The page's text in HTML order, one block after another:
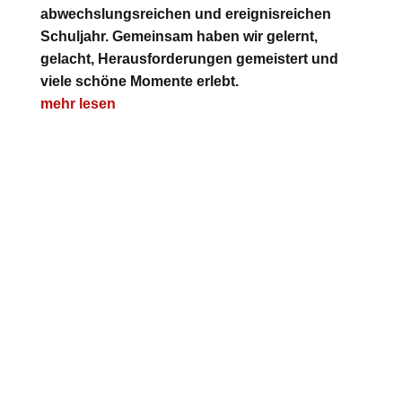
abwechslungsreichen und ereignisreichen
Schuljahr. Gemeinsam haben wir gelernt,
gelacht, Herausforderungen gemeistert und
viele schöne Momente erlebt.
mehr lesen